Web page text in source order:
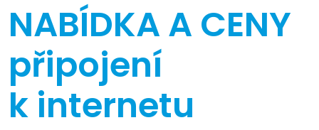
NABÍDKA A CENY
připojení
k internetu